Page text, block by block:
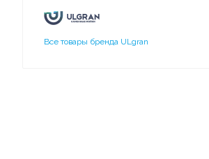
Все товары бренда ULgran